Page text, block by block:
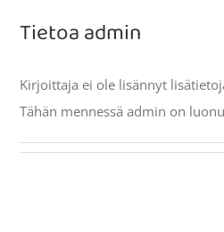
Torimyyjille
Yhteystiedot
Tietoaadmin
Kirjoittaja ei ole lisännyt
Tähän mennessä admin on